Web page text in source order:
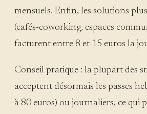
mensuels. Enfin, les solutions
(cafés-coworking, espaces
facturent entre 8 et 15 euros la
Conseil pratique : la plupart des
acceptent désormais les passes
à 80 euros) ou journaliers, ce qui